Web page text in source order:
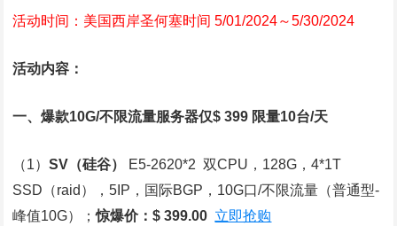
活动时间：美国西岸圣何塞时间 5/01/2024～5/30/2024
活动内容：
一、爆款10G/不限流量服务器仅$ 399 限量10台/天
（1）SV （硅谷）
E5-2620*2 双CPU，128G，4*1T
SSD（raid），5IP，国际BGP，10G口/不限流量（普通型-
峰值10G）；惊爆价：$ 399.00 立即抢购